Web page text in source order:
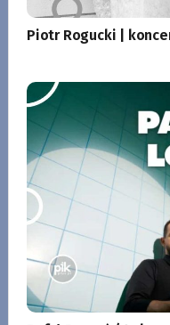
Piotr Rogucki |